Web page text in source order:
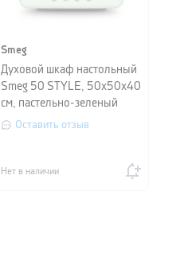
Smeg
Духовой шкаф настольный
Smeg 50 STYLE, 50х50х40
см, пастельно-зеленый
Оставить отзыв
Нет в наличии